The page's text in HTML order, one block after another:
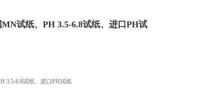
试纸、PH 3.5-6.8试纸、进口PH试
3.5-6.8试纸、进口PH试纸